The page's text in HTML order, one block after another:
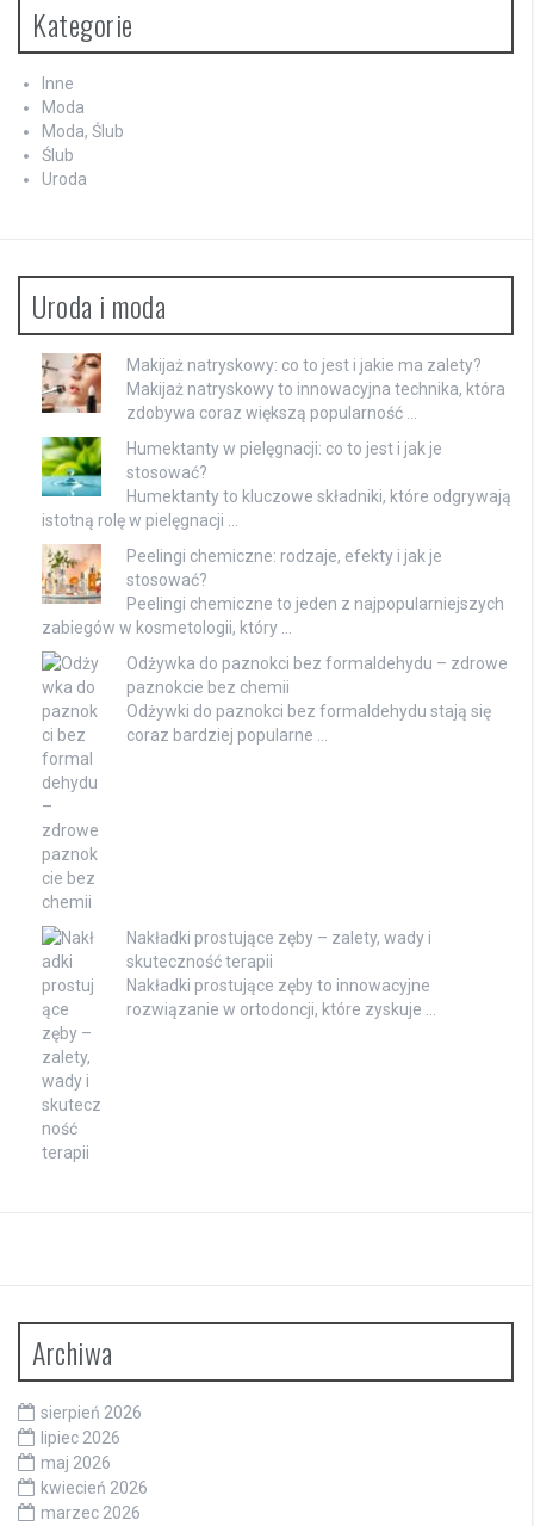
Kategorie
Inne
Moda
Moda, Ślub
Ślub
Uroda
Uroda i moda
Makijaż natryskowy: co to jest i jakie ma zalety?
Makijaż natryskowy to innowacyjna technika, która
zdobywa coraz większą popularność …
Humektanty w pielęgnacji: co to jest i jak je
stosować?
Humektanty to kluczowe składniki, które odgrywają
istotną rolę w pielęgnacji …
Peelingi chemiczne: rodzaje, efekty i jak je
stosować?
Peelingi chemiczne to jeden z najpopularniejszych
zabiegów w kosmetologii, który …
Odżywka do paznokci bez formaldehydu – zdrowe
paznokcie bez chemii
Odżywki do paznokci bez formaldehydu stają się
coraz bardziej popularne …
Nakładki prostujące zęby – zalety, wady i
skuteczność terapii
Nakładki prostujące zęby to innowacyjne
rozwiązanie w ortodoncji, które zyskuje …
Archiwa
sierpień 2026
lipiec 2026
maj 2026
kwiecień 2026
marzec 2026